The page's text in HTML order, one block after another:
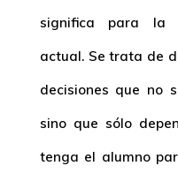
significa para la
actual. Se trata de
decisiones que no
sino que sólo
tenga el alumno